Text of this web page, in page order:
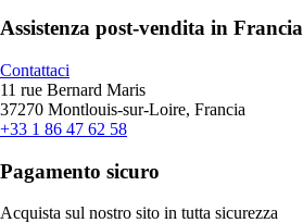
Assistenza post-vendita in Francia
Contattaci
11 rue Bernard Maris
37270 Montlouis-sur-Loire, Francia
+33 1 86 47 62 58
Pagamento sicuro
Acquista sul nostro sito in tutta sicurezza